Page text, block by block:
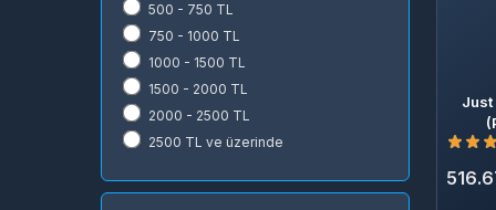
GOG.COM
Microsoft Store
uPlay
Rockstar Games Launcher
Appstore
500 - 750 TL
750 - 1000 TL
1000 - 1500 TL
1500 - 2000 TL
2000 - 2500 TL
2500 TL ve üzerinde
Just